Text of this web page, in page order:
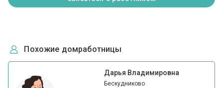
Похожие домработницы
Дарья Владимировна
Бескудниково